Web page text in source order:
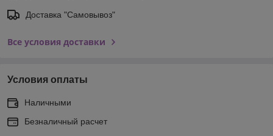
Доставка "Самовывоз"
Все условия доставки
Условия оплаты
Наличными
Безналичный расчет